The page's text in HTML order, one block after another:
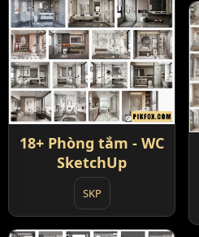
18+ Phòng tắm - WC
SketchUp
SKP